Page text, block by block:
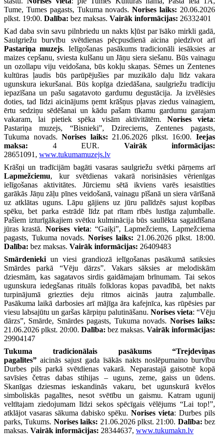
Tume, Tumes pagasts, Tukuma novads.Norises laiks: 20.06.2026
plkst. 19:00. Dalība: bez maksas. Vairāk informācijas: 26332401
Kad daba svin savu pilnbriedu un nakts kļūst par īsāko mirkli gadā,
Saulgriežu burvību svētdienas pēcpusdienā aicina piedzīvot arī
Pastariņa muzejs. Ielīgošanas pasākums tradicionāli iesāksies ar
maizes cepšanu, sviesta kulšanu un Jāņu siera siešanu. Būs vainagu
un ozollapu viju veidošana, būs kokļu skaņas. Sēmes un Zentenes
kultūras ļaudis būs parūpējušies par muzikālo daļu līdz vakara
ugunskura iekuršanai. Būs kopīga dziedāšana, saulgriežu tradīciju
iepazīšana un pašu sagatavoto gardumu degustācija. Ja izvēlēsies
doties, tad līdzi aicinājums ņemt krāšņus pļavas ziedus vainagiem,
ērtu sedziņu sēdēšanai un kādu pašam tīkamu gardumu garajam
vakaram, lai pietiek spēka visām aktivitātēm. Norises vieta:
Pastariņa muzejs, “Bisnieki”, Dzireciems, Zentenes pagasts,
Tukuma novads.Norises laiks: 21.06.2026 plkst. 16:00.Ieejas
maksa: 4 EUR. Vairāk informācijas:
28651091, www.tukumamuzejs.lv
Krāšņi un tradīcijām bagāti vasaras saulgriežu svētki pārņems arī
Lapmežciemu, kur svētdienas vakarā norisināsies vērienīgas
ielīgošanas aktivitātes. Jūrciemu sētā ikviens varēs iesaistīties
garākās Jāņu zāļu pīnes veidošanā, vainagu pīšanā un siera vārīšanā
uz atklātas uguns. Lāpu gājiens uz jūru palīdzēs sajust kopības
spēku, bet parka estrādē līdz pat rītam rībēs lustīga zaļumballe.
Pašiem izturīgākajiem svētku kulminācija būs saullēkta sagaidīšana
jūras krastā.Norises vieta: “Gaiķi”, Lapmežciems, Lapmežciema
pagasts, Tukuma novads. Norises laiks: 21.06.2026 plkst. 18:00.
Dalība: bez maksas. Vairāk informācijas: 26409483
Smārdenieki un viesi grandiozā ielīgošanas pasākumā satiksies
Smārdes parkā “Vēju dārzs”. Vakars sāksies ar melodiskām
dziesmām, kas sagatavos sirdis gaidāmajam brīnumam. Tai sekos
ugunskura iedegšanas rituāls folkloras kopas pavadībā, bet nakts
turpinājumā griezties deju ritmos aicinās jautra zaļumballe.
Pasākuma laikā darbosies arī mājīga āra kafejnīca, kas rūpēsies par
viesu labsajūtu un garšas kārpiņu palutināšanu. Norises vieta: “Vēju
dārzs”, Smārde, Smārdes pagasts, Tukuma novads. Norises laiks:
21.06.2026 plkst. 20:00. Dalība: bez maksas. Vairāk informācijas:
29904147
Tukuma tradicionālais pasākums “Trejdeviņas
pagalītes” aicinās sajust gada īsākās nakts noslēpumaino burvību
Durbes pils parkā svētdienas vakarā. Neparastajā gaisotnē kopā
savīsies četras dabas stihijas – uguns, zeme, gaiss un ūdens.
Skanīgas dziesmas ieskandinās vakaru, bet ugunskurā kvēlos
simboliskās pagalītes, nesot svētību un gaismu. Katram ugunij
veltītajam ziedojumam līdzi sekos spēcīgais vēlējums “Lai top!”,
atklājot vasaras sākuma dabisko spēku. Norises vieta: Durbes pils
parks, Tukums. Norises laiks: 21.06.2026 plkst. 21:00. Dalība: bez
maksas. Vairāk informācijas: 28344637, www.tukumakn.lv